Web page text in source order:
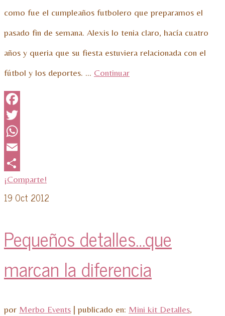
como fue el cumpleaños futbolero que preparamos el
pasado fin de semana. Alexis lo tenia claro, hacía cuatro
años y queria que su fiesta estuviera relacionada con el
fútbol y los deportes. … Continuar
Facebook
Twitter
WhatsApp
Email
¡Comparte!
19 Oct 2012
Pequeños detalles…que
marcan la diferencia
por Merbo Events | publicado en: Mini kit Detalles,